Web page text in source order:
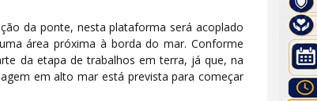
da ponte, nesta plataforma será acoplado
área próxima à borda do mar. Conforme
da etapa de trabalhos em terra, já que, na
em alto mar está prevista para começar